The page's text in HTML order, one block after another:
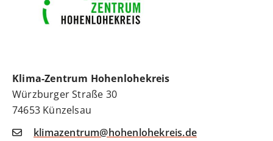
Klima-Zentrum Hohenlohekreis
Würzburger Straße 30
74653 Künzelsau
klimazentrum@hohenlohekreis.de